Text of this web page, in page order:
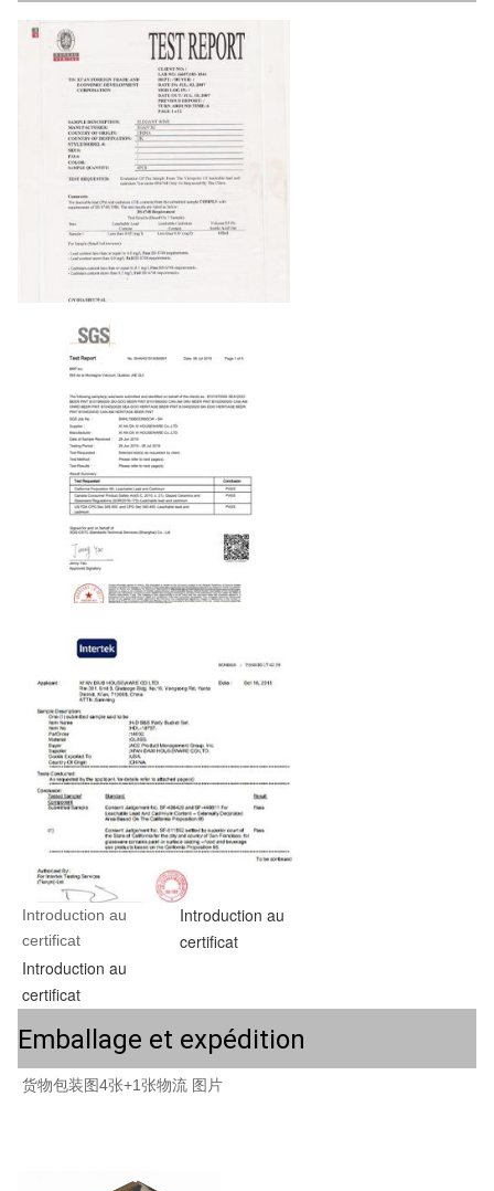
Introduction au
certificat
Introduction au
certificat
Introduction au
certificat
Emballage et expédition
货物包装图4张+1张物流 图片